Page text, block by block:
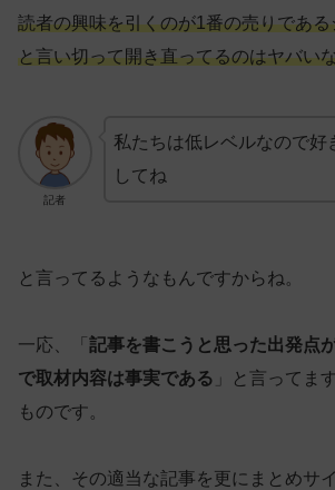
読者の興味を引くのが1番の売りであ
と言い切って開き直ってるのはヤバい
記者
私たちは低レベルなので好
してね
と言ってるようなもんですからね。
一応、「 記事を書こうと思った出発点
で取材内容は事実である 」と言ってま
ものです。
また、その適当な記事を更にまとめサ